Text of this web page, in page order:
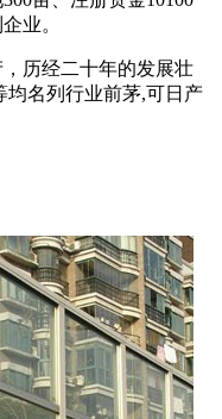
业。
历经二十年的发展壮
均名列行业前茅,可日产